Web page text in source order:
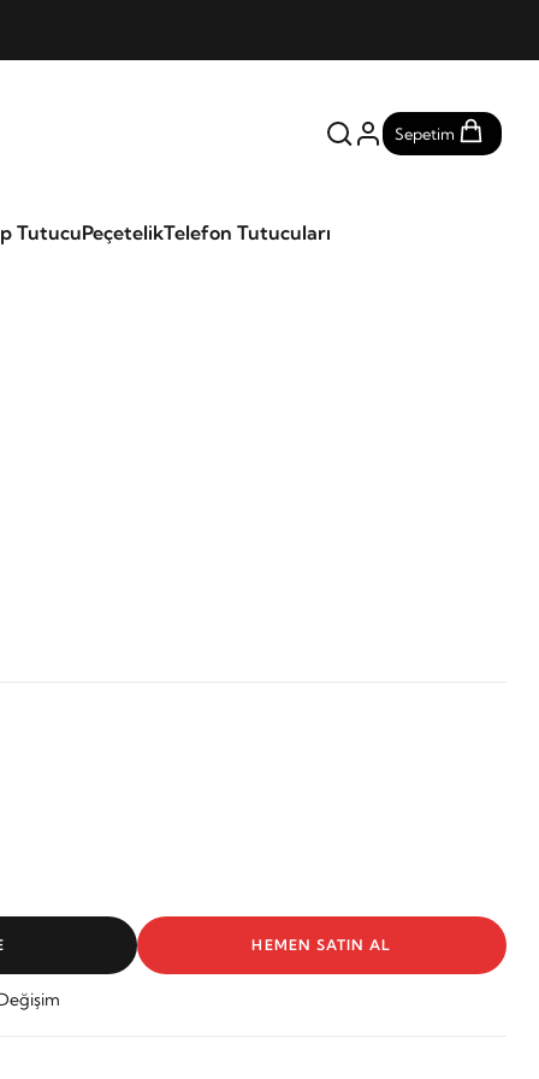
Sepetim
TutucuPeçetelikTelefon Tutucuları
HEMEN SATIN AL